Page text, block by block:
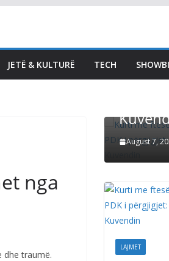
JETË & KULTURË TECH
nga
dhe traumë.
e LDK
–
e
Kurti
Bedri
PDK i
August 7,
LAJMET